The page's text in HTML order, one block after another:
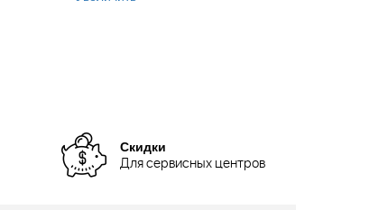
Скидки
Для сервисных центров